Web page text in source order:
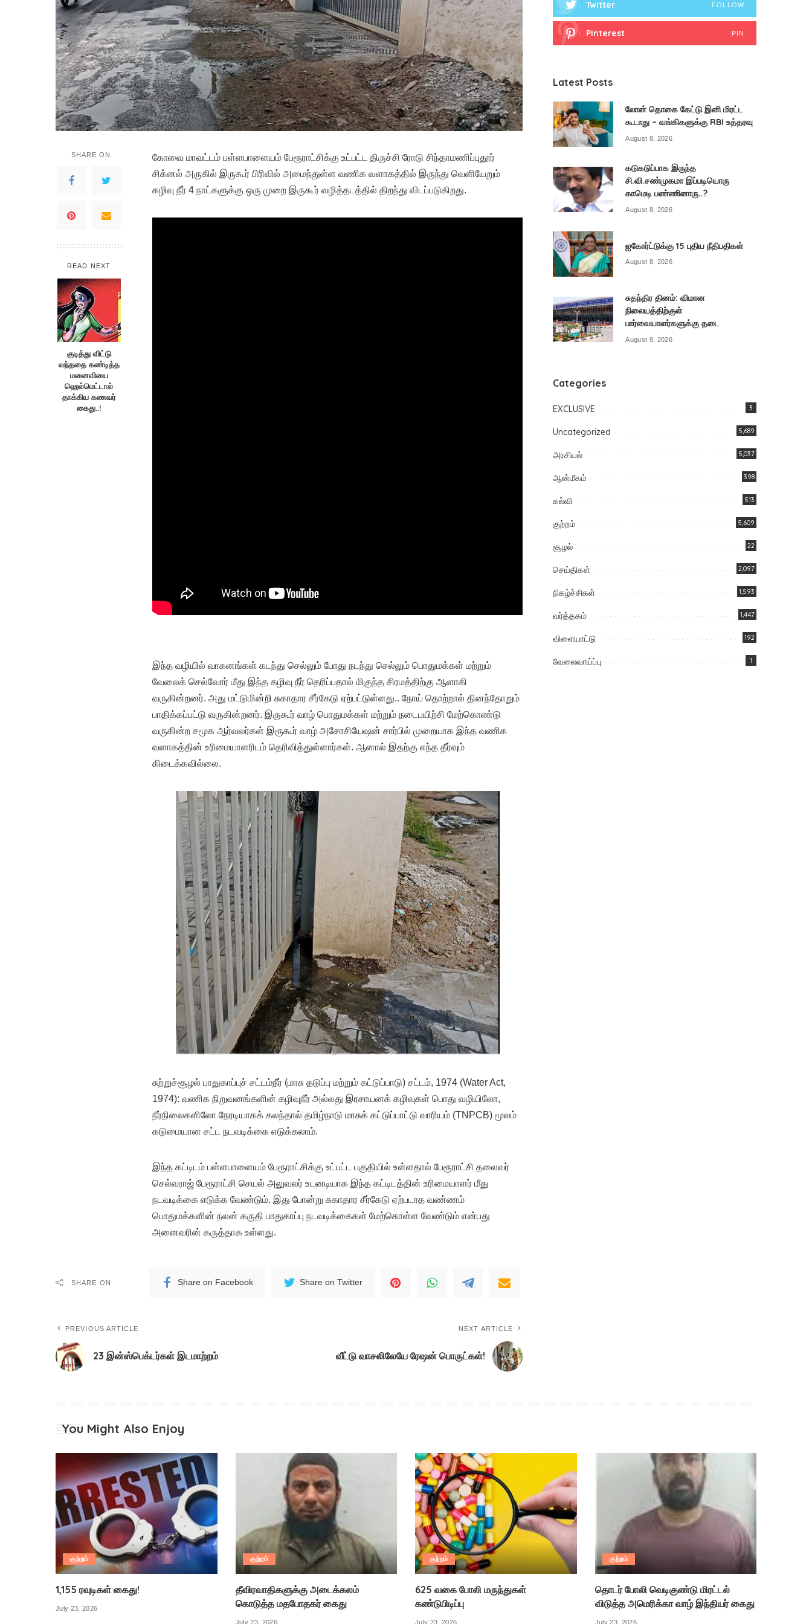
SHARE ON
READ NEXT
குடித்து விட்டு
வந்ததை கண்டித்த
மனைவியை
ஹெல்மெட்டால்
தாக்கிய கணவர்
கைது..!
கோவை மாவட்டம் பள்ளபாளையம் பேரூராட்சிக்கு உட்பட்ட திருச்சி ரோடு சிந்தாமணிப்புதூர்
சிக்னல் அருகில் இருகூர் பிரிவில் அமைந்துள்ள வணிக வளாகத்தில் இருந்து வெளியேறும்
கழிவு நீர் 4 நாட்களுக்கு ஒரு முறை இருகூர் வழித்தடத்தில் திறந்து விடப்படுகிறது.
இந்த வழியில் வாகனங்கள் கடந்து செல்லும் போது நடந்து செல்லும் பொதுமக்கள் மற்றும்
வேலைக் செல்வோர் மீது இந்த கழிவு நீர் தெரிப்பதால் மிகுந்த சிரமத்திற்கு ஆளாகி
வருகின்றனர். அது மட்டுமின்றி சுகாதார சீர்கேடு ஏற்பட்டுள்ளது.. நோய் தொற்றால் தினந்தோறும்
பாதிக்கப்பட்டு வருகின்றனர். இருகூர் வாழ் பொதுமக்கள் மற்றும் நடைபயிற்சி மேற்கொண்டு
வருகின்ற சமூக ஆர்வலர்கள் இரூகூர் வாழ் அசோசியேஷன் சார்பில் முறையாக இந்த வணிக
வளாகத்தின் உரிமையாளரிடம் தெரிவித்துள்ளார்கள். ஆனால் இதற்கு எந்த தீர்வும்
கிடைக்கவில்லை.
சுற்றுச்சூழல் பாதுகாப்புச் சட்டம்நீர் (மாசு தடுப்பு மற்றும் கட்டுப்பாடு) சட்டம், 1974 (Water Act,
1974): வணிக நிறுவனங்களின் கழிவுநீர் அல்லது இரசாயனக் கழிவுகள் பொது வழியிலோ,
நீர்நிலைகளிலோ நேரடியாகக் கலந்தால் தமிழ்நாடு மாசுக் கட்டுப்பாட்டு வாரியம் (TNPCB) மூலம்
கடுமையான சட்ட நடவடிக்கை எடுக்கலாம்.
இந்த கட்டிடம் பள்ளபாளையம் பேரூராட்சிக்கு உட்பட்ட பகுதியில் உள்ளதால் பேரூராட்சி தலைவர்
செல்வராஜ் பேரூராட்சி செயல் அலுவலர் உடனடியாக இந்த கட்டிடத்தின் உரிமையாளர் மீது
நடவடிக்கை எடுக்க வேண்டும். இது போன்று சுகாதார சீர்கேடு ஏற்படாத வண்ணம்
பொதுமக்களின் நலன் கருதி பாதுகாப்பு நடவடிக்கைகள் மேற்கொள்ள வேண்டும் என்பது
அனைவரின் கருத்தாக உள்ளது.
SHARE ON Share on Facebook Share on Twitter
PREVIOUS ARTICLE
23 இன்ஸ்பெக்டர்கள் இடமாற்றம்
NEXT ARTICLE
வீட்டு வாசலிலேயே ரேஷன் பொருட்கள்!
Twitter FOLLOW
Pinterest PIN
Latest Posts
லோன் தொகை கேட்டு இனி மிரட்ட
கூடாது – வங்கிகளுக்கு RBI உத்தரவு
August 8, 2026
கடுகடுப்பாக இருந்த
சி.வி.சண்முகமா இப்படியொரு
காமெடி பண்ணினாரு..?
August 8, 2026
ஐகோர்ட்டுக்கு 15 புதிய நீதிபதிகள்
August 8, 2026
சுதந்திர தினம்: விமான
நிலையத்திற்குள்
பார்வையாளர்களுக்கு தடை
August 8, 2026
Categories
EXCLUSIVE 3
Uncategorized 5,689
அரசியல் 5,037
ஆன்மீகம் 398
கல்வி 513
குற்றம் 5,609
சூழல் 22
செய்திகள் 2,097
நிகழ்ச்சிகள் 1,593
வர்த்தகம் 1,447
விளையாட்டு 192
வேலைவாய்ப்பு 1
You Might Also Enjoy
குற்றம்
1,155 ரவுடிகள் கைது!
July 23, 2026
குற்றம்
தீவிரவாதிகளுக்கு அடைக்கலம்
கொடுத்த மதபோதகர் கைது
July 23, 2026
குற்றம்
625 வகை போலி மருந்துகள்
கண்டுபிடிப்பு
July 23, 2026
குற்றம்
தொடர் போலி வெடிகுண்டு மிரட்டல்
விடுத்த அமெரிக்கா வாழ் இந்தியர் கைது
July 23, 2026